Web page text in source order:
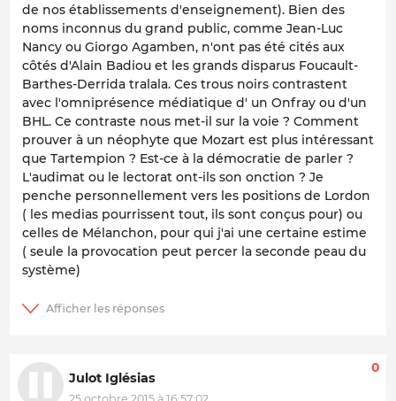
de nos établissements d'enseignement). Bien des
noms inconnus du grand public, comme Jean-Luc
Nancy ou Giorgo Agamben, n'ont pas été cités aux
côtés d'Alain Badiou et les grands disparus Foucault-
Barthes-Derrida tralala. Ces trous noirs contrastent
avec l'omniprésence médiatique d' un Onfray ou d'un
BHL. Ce contraste nous met-il sur la voie ? Comment
prouver à un néophyte que Mozart est plus intéressant
que Tartempion ? Est-ce à la démocratie de parler ?
L'audimat ou le lectorat ont-ils son onction ? Je
penche personnellement vers les positions de Lordon
( les medias pourrissent tout, ils sont conçus pour) ou
celles de Mélanchon, pour qui j'ai une certaine estime
( seule la provocation peut percer la seconde peau du
système)
Julot Iglésias
0